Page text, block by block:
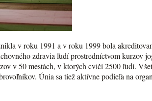
v roku 1991 a v roku 1999 bola
zdravia ľudí prostredníctvom kurzov
v 50 mestách, v ktorých cvičí 2500 ľudí.
Únia sa tiež aktívne podieľa na